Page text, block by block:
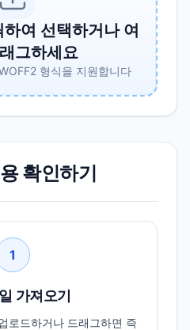
여 선택하거나 여
그하세요
형식을 지원합니다
확인하기
1
가져오기
로드하거나 드래그하면 즉